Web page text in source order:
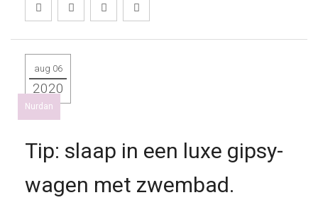
aug 06
2020
Nurdan
Tip: slaap in een luxe gipsy-
wagen met zwembad.